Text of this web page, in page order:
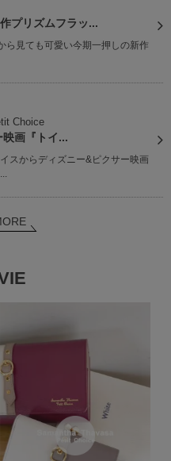
プリズムフラッ...
見ても可愛い今期一押しの新作
Choice
画『トイ...
スからディズニー&ピクサー映画